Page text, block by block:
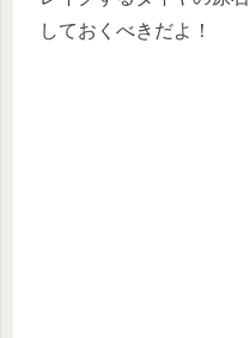
しておくべきだよ！